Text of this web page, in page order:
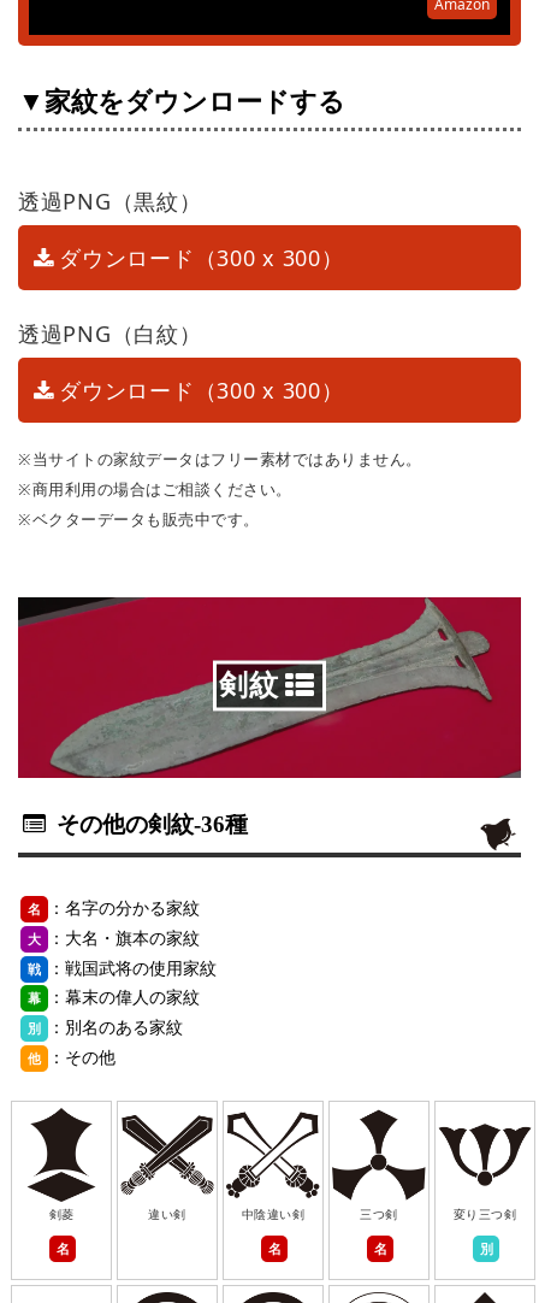
Amazon
▼家紋をダウンロードする
透過PNG（黒紋）
ダウンロード（300 x 300）
透過PNG（白紋）
ダウンロード（300 x 300）
※当サイトの家紋データはフリー素材ではありません。
※商用利用の場合はご相談ください。
※ベクターデータも販売中です。
剣紋
その他の剣紋-36種
名 ：名字の分かる家紋
大 ：大名・旗本の家紋
戦 ：戦国武将の使用家紋
幕 ：幕末の偉人の家紋
別 ：別名のある家紋
他 ：その他
剣菱
名
違い剣 中陰違い剣
名
三つ剣
名
変り三つ剣
別